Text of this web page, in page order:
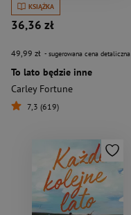
KSIĄŻKA
36,36 zł
49,99 zł - sugerowana cena detaliczna
To lato będzie inne
Carley Fortune
7,3 (619)